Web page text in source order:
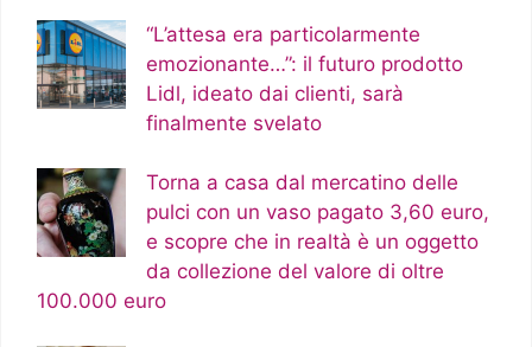
“L’attesa era particolarmente
emozionante…”: il futuro prodotto
Lidl, ideato dai clienti, sarà
finalmente svelato
Torna a casa dal mercatino delle
pulci con un vaso pagato 3,60 euro,
e scopre che in realtà è un oggetto
da collezione del valore di oltre
100.000 euro